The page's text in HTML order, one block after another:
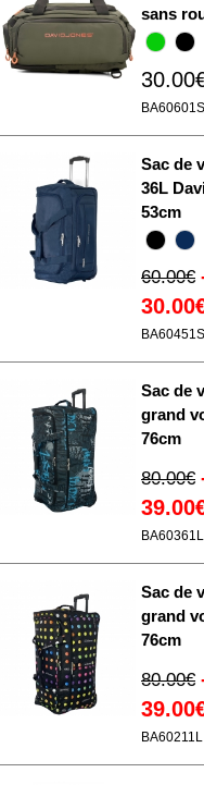
sans
Sac de
36L
53cm
60.00€
BA60451S
Sac de
grand
76cm
80.00€
BA60361L
Sac de
grand
76cm
80.00€
BA60211L